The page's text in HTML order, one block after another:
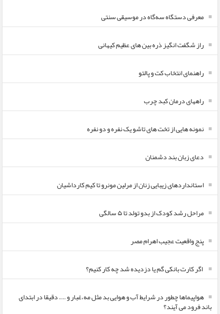
معرفی دستگاه سه‌گاه در موسیقی سنتی
راز شگفت انگیز ذره بین های عظیم کیهانی
راهنمای انتخاب کت و پالتو
راههای درمان کبد چرب
نمونه هایی از تخت های تاشو یک نفره و دو نفره
دعای زبان بند دشمنان
استانداردهای زیبایی زنان از مرلین مونرو تا کیم کارداشیان
مراحل رشد کودک از بدو تولد تا ۵ سالگی
پنج واقعیت عجیب اهرام مصر
اگر کارت بانکی گم یا دزدیده شد چه کار کنیم؟
هواپیماها چطور در شرایط آب و هوایی بد مثل مه،غبار و …. دقیقا در ابتدای
باند فرود می آیند؟